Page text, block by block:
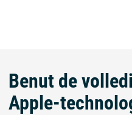
Benut de
Apple-